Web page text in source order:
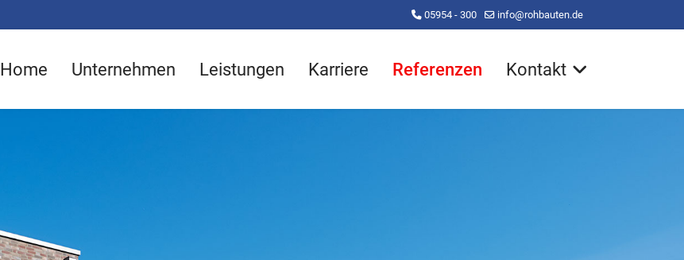
05954 - 300 info@rohbauten.de
Home Unternehmen Leistungen Karriere Referenzen Kontakt